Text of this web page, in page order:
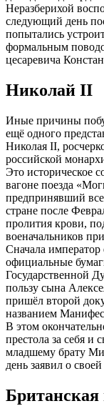
Неразберихой
следующий день
попытались
формальным
цесаревича
Николай II
Иные причины
ещё одного
Николая II,
российской
Это историческое
вагоне поезда
предпринявший
стране после
пролития крови,
военачальников
Сначала
официальные
Государственной
пользу сына
пришёл второй
названием
В этом
престола за себя и
младшему брату
день заявил о своей